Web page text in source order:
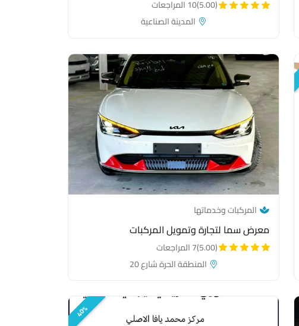
(5.00)
10 المراجعات
المدينة الصناعية
المركبات وخدماتها
معرض سما لتجارة وتمويل المركبات
(5.00)
7 المراجعات
المنطقة الحرة شارع 20
40%